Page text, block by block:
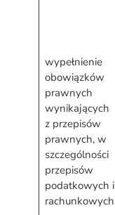
wypełnienie
obowiązków
prawnych
wynikających
z przepisów
prawnych, w
szczególności
przepisów
podatkowych i
rachunkowych